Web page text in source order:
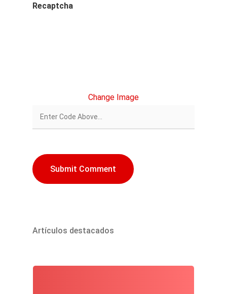
Recaptcha
Artículos destacados